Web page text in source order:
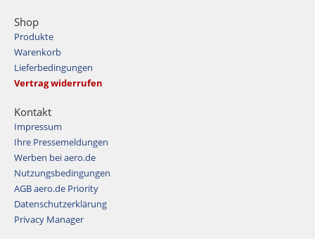
Shop
Produkte
Warenkorb
Lieferbedingungen
Vertrag widerrufen
Kontakt
Impressum
Ihre Pressemeldungen
Werben bei aero.de
Nutzungsbedingungen
AGB aero.de Priority
Datenschutzerklärung
Privacy Manager